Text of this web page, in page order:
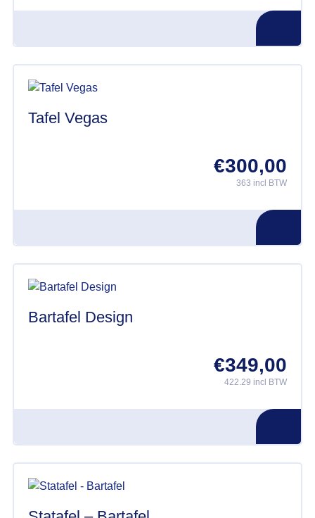
Tafel Vegas
€300,00
363 incl BTW
Bartafel Design
€349,00
422.29 incl BTW